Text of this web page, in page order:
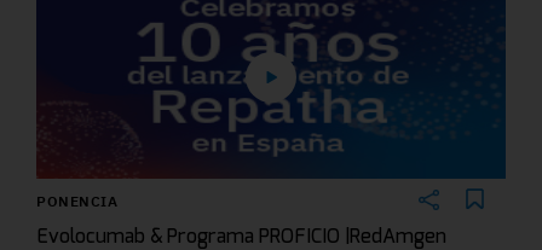
PONENCIA
Evolocumab & Programa PROFICIO |RedAmgen